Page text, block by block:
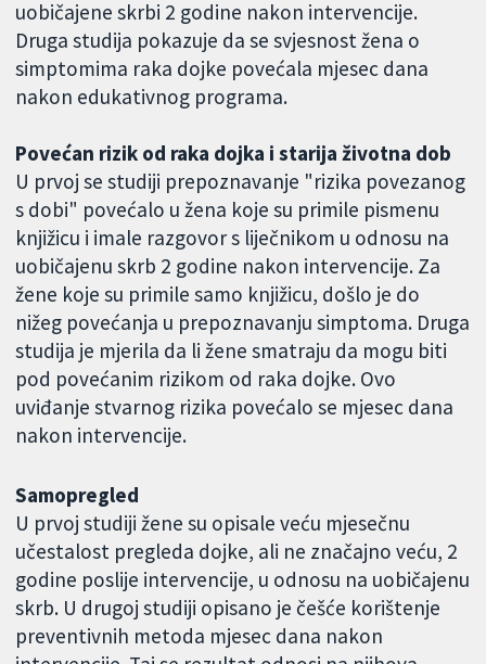
uobičajene skrbi 2 godine nakon intervencije.
Druga studija pokazuje da se svjesnost žena o
simptomima raka dojke povećala mjesec dana
nakon edukativnog programa.
Povećan rizik od raka dojka i starija životna dob
U prvoj se studiji prepoznavanje "rizika povezanog
s dobi" povećalo u žena koje su primile pismenu
knjižicu i imale razgovor s liječnikom u odnosu na
uobičajenu skrb 2 godine nakon intervencije. Za
žene koje su primile samo knjižicu, došlo je do
nižeg povećanja u prepoznavanju simptoma. Druga
studija je mjerila da li žene smatraju da mogu biti
pod povećanim rizikom od raka dojke. Ovo
uviđanje stvarnog rizika povećalo se mjesec dana
nakon intervencije.
Samopregled
U prvoj studiji žene su opisale veću mjesečnu
učestalost pregleda dojke, ali ne značajno veću, 2
godine poslije intervencije, u odnosu na uobičajenu
skrb. U drugoj studiji opisano je češće korištenje
preventivnih metoda mjesec dana nakon